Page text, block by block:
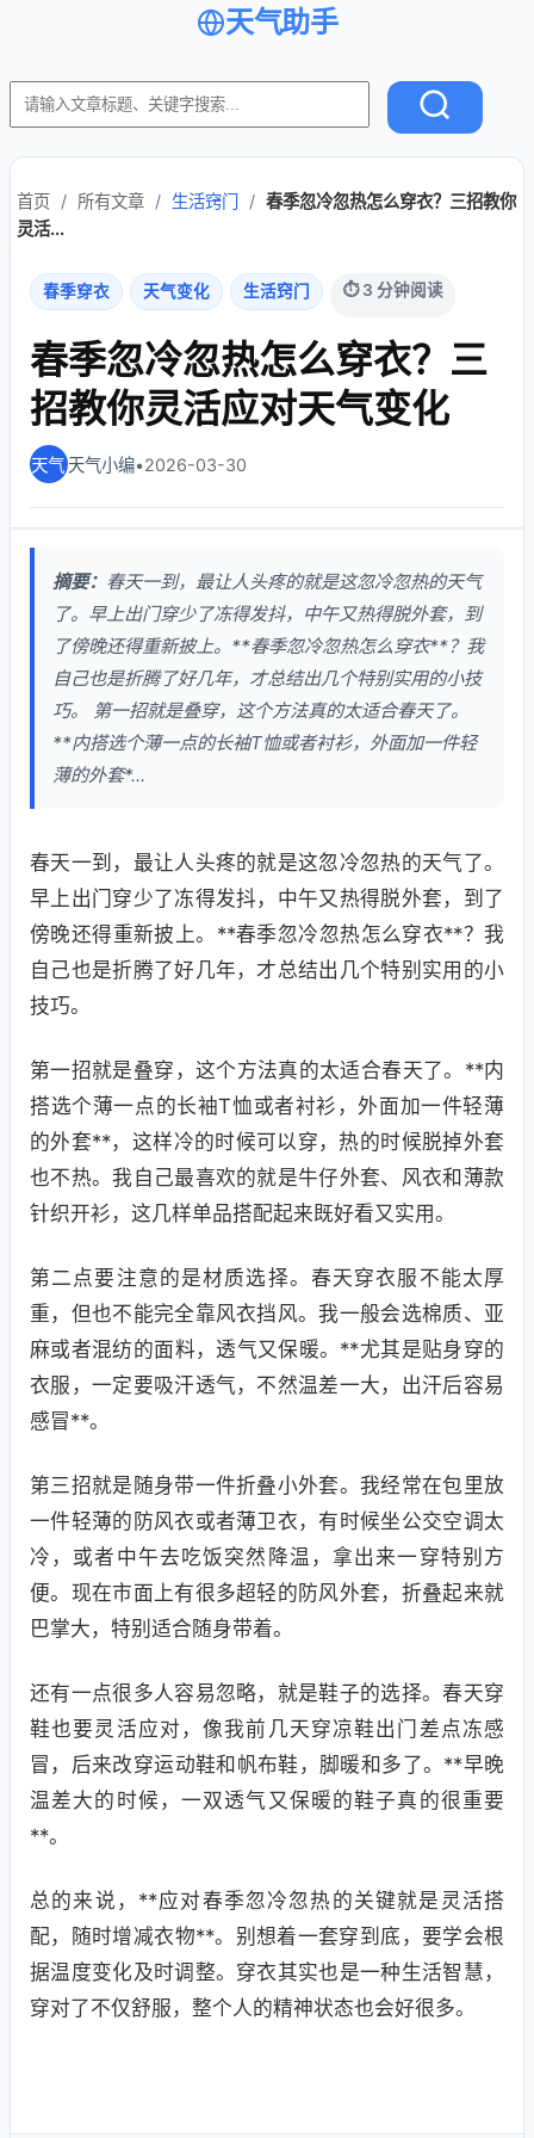
天气助手
首页 / 所有文章 / 生活窍门 / 春季忽冷忽热怎么穿衣？三招教你
灵活...
春季穿衣 天气变化 生活窍门 ⏱ 3 分钟阅读
春季忽冷忽热怎么穿衣？三
招教你灵活应对天气变化
天气小编•2026-03-30
摘要： 春天一到，最让人头疼的就是这忽冷忽热的天气
了。早上出门穿少了冻得发抖，中午又热得脱外套，到
了傍晚还得重新披上。**春季忽冷忽热怎么穿衣**？我
自己也是折腾了好几年，才总结出几个特别实用的小技
巧。 第一招就是叠穿，这个方法真的太适合春天了。
**内搭选个薄一点的长袖T恤或者衬衫，外面加一件轻
薄的外套*...
春天一到，最让人头疼的就是这忽冷忽热的天气了。
早上出门穿少了冻得发抖，中午又热得脱外套，到了
傍晚还得重新披上。**春季忽冷忽热怎么穿衣**？我
自己也是折腾了好几年，才总结出几个特别实用的小
技巧。
第一招就是叠穿，这个方法真的太适合春天了。**内
搭选个薄一点的长袖T恤或者衬衫，外面加一件轻薄
的外套**，这样冷的时候可以穿，热的时候脱掉外套
也不热。我自己最喜欢的就是牛仔外套、风衣和薄款
针织开衫，这几样单品搭配起来既好看又实用。
第二点要注意的是材质选择。春天穿衣服不能太厚
重，但也不能完全靠风衣挡风。我一般会选棉质、亚
麻或者混纺的面料，透气又保暖。**尤其是贴身穿的
衣服，一定要吸汗透气，不然温差一大，出汗后容易
感冒**。
第三招就是随身带一件折叠小外套。我经常在包里放
一件轻薄的防风衣或者薄卫衣，有时候坐公交空调太
冷，或者中午去吃饭突然降温，拿出来一穿特别方
便。现在市面上有很多超轻的防风外套，折叠起来就
巴掌大，特别适合随身带着。
还有一点很多人容易忽略，就是鞋子的选择。春天穿
鞋也要灵活应对，像我前几天穿凉鞋出门差点冻感
冒，后来改穿运动鞋和帆布鞋，脚暖和多了。**早晚
温差大的时候，一双透气又保暖的鞋子真的很重要
**。
总的来说，**应对春季忽冷忽热的关键就是灵活搭
配，随时增减衣物**。别想着一套穿到底，要学会根
据温度变化及时调整。穿衣其实也是一种生活智慧，
穿对了不仅舒服，整个人的精神状态也会好很多。